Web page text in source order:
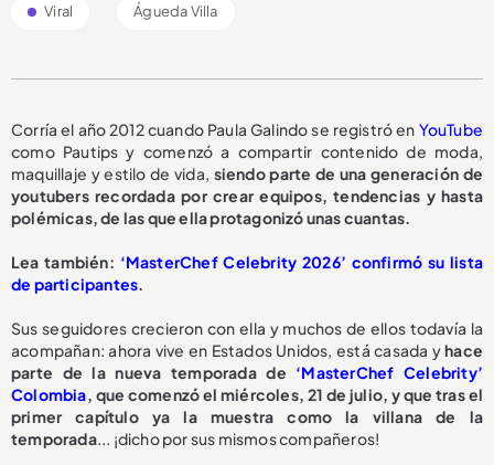
Viral Águeda Villa
Corría el año 2012 cuando Paula Galindo se registró en YouTube
como Pautips y comenzó a compartir contenido de moda,
maquillaje y estilo de vida, siendo parte de una generación de
youtubers recordada por crear equipos, tendencias y hasta
polémicas, de las que ella protagonizó unas cuantas.
Lea también: ‘MasterChef Celebrity 2026’ confirmó su lista
de participantes.
Sus seguidores crecieron con ella y muchos de ellos todavía la
acompañan: ahora vive en Estados Unidos, está casada yhace
parte de la nueva temporada de ‘MasterChef Celebrity’
Colombia, que comenzó el miércoles, 21 de julio, y que tras el
primer capítulo ya la muestra como la villana de la
temporada... ¡dicho por sus mismos compañeros!